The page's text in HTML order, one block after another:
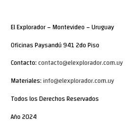
El Explorador – Montevideo – Uruguay
Oficinas Paysandú 941 2do Piso
Contacto:contacto@elexplorador.com.uy
Materiales:info@elexplorador.com.uy
Todos los Derechos Reservados
Año 2024